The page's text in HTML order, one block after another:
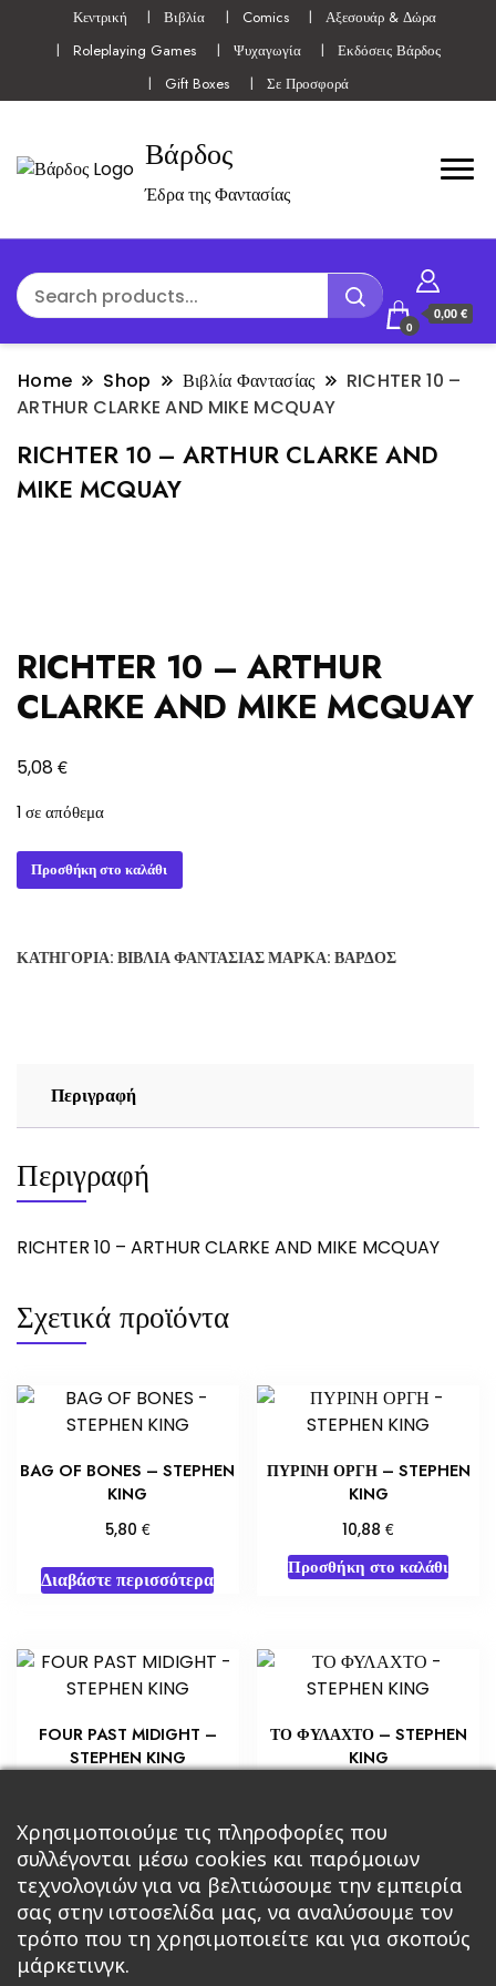
Κεντρική Βιβλία Comics
Αξεσουάρ & Δώρα
Roleplaying Games
Ψυχαγωγία
Εκδόσεις Βάρδος
Gift Boxes
Σε Προσφορά
Βάρδος
Έδρα της Φαντασίας
0
0,00 €
Home Shop Βιβλία Φαντασίας
RICHTER 10 –
ARTHUR CLARKE AND MIKE MCQUAY
RICHTER 10 – ARTHUR CLARKE AND
MIKE MCQUAY
RICHTER 10 – ARTHUR
CLARKE AND MIKE MCQUAY
5,08€
1 σε απόθεμα
RICHTER
10
CLARKE
Προσθήκη στο καλάθι
ΚΑΤΗΓΟΡΊΑ: ΒΙΒΛΊΑ ΦΑΝΤΑΣΊΑΣΜΆΡΚΑ: ΒΆΡΔΟΣ
Περιγραφή
Περιγραφή
RICHTER 10 – ARTHUR CLARKE AND MIKE MCQUAY
Σχετικά προϊόντα
BAG OF BONES – STEPHEN
KING
5,80 €
Διαβάστε περισσότερα
ΠΥΡΙΝΗ ΟΡΓΗ – STEPHEN
KING
10,88€
Προσθήκη στο καλάθι
FOUR PAST MIDIGHT –
STEPHEN KING
Προσθήκη στο καλάθι
ΤΟ ΦΥΛΑΧΤΟ – STEPHEN
KING
Προσθήκη στο καλάθι
Χρησιμοποιούμε τις πληροφορίες που
συλλέγονται μέσω cookies και παρόμοιων
τεχνολογιών για να βελτιώσουμε την εμπειρία
σας στην ιστοσελίδα μας, να αναλύσουμε τον
τρόπο που τη χρησιμοποιείτε και για σκοπούς
μάρκετινγκ.